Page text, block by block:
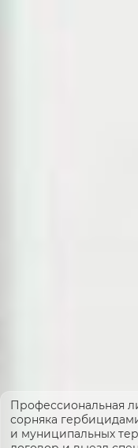
Профессиональная
сорняка гербицидами
и муниципальных